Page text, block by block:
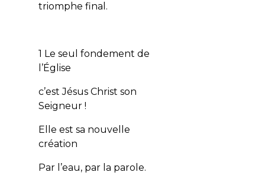
triomphe final.
1 Le seul fondement de
l’Église
c’est Jésus Christ son
Seigneur !
Elle est sa nouvelle
création
Par l’eau, par la parole.